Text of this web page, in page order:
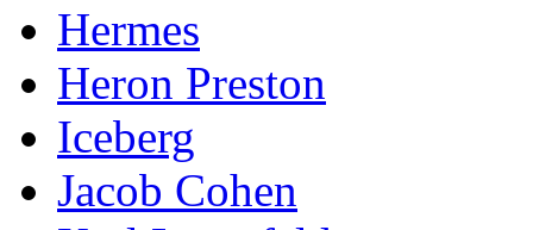
Hermes
Heron Preston
Iceberg
Jacob Cohen